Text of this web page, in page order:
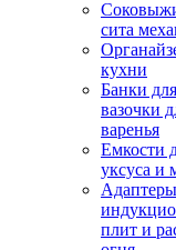
сита
кухни
Банки
вазочки
варенья
Емкости
уксуса и
плит и